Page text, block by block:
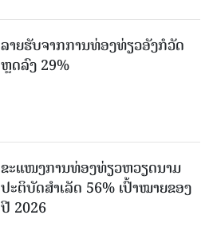
ລາຍຮັບຈາກການທ່ອງທ່ຽວອັງກໍວັດ
ຫຼດລົງ 29%
ຂະ​ແໜງ​ການ​ທ່ອງ​ທ່ຽວຫວຽດນາມ ​
ປະ​ຕິ​ບັດ​ສຳ​ເລັດ 56% ເປົ້າ​ໝາຍຂອງ
ປີ 2026